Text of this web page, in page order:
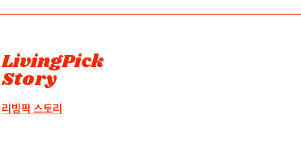
LivingPick
Story
리빙픽 스토리